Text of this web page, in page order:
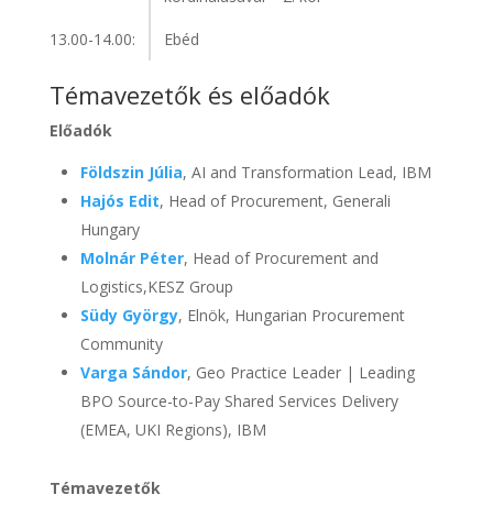
13.00-14.00: Ebéd
Témavezetők és előadók
Előadók
Földszin Júlia, AI and Transformation Lead, IBM
Hajós Edit, Head of Procurement, Generali
Hungary
Molnár Péter, Head of Procurement and
Logistics,KESZ Group
Südy György, Elnök, Hungarian Procurement
Community
Varga Sándor, Geo Practice Leader | Leading
BPO Source-to-Pay Shared Services Delivery
(EMEA, UKI Regions), IBM
Témavezetők